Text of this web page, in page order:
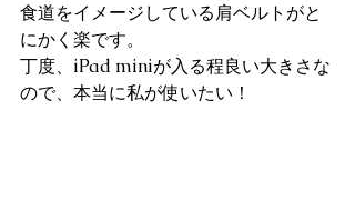
食道をイメージしている肩ベルトがと
にかく楽です。
丁度、iPad miniが入る程良い大きさな
ので、本当に私が使いたい！